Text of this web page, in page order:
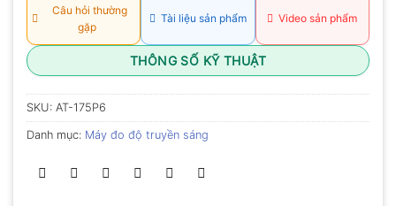
Câu hỏi thường
gặp
Tài liệu sản phẩm Video sản phẩm
THÔNG SỐ KỸ THUẬT
SKU: AT-175P6
Danh mục: Máy đo độ truyền sáng